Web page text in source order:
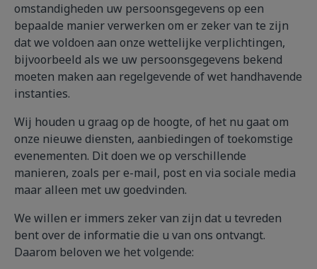
omstandigheden uw persoonsgegevens op een
bepaalde manier verwerken om er zeker van te zijn
dat we voldoen aan onze wettelijke verplichtingen,
bijvoorbeeld als we uw persoonsgegevens bekend
moeten maken aan regelgevende of wet handhavende
instanties.
Wij houden u graag op de hoogte, of het nu gaat om
onze nieuwe diensten, aanbiedingen of toekomstige
evenementen. Dit doen we op verschillende
manieren, zoals per e-mail, post en via sociale media
maar alleen met uw goedvinden.
We willen er immers zeker van zijn dat u tevreden
bent over de informatie die u van ons ontvangt.
Daarom beloven we het volgende: